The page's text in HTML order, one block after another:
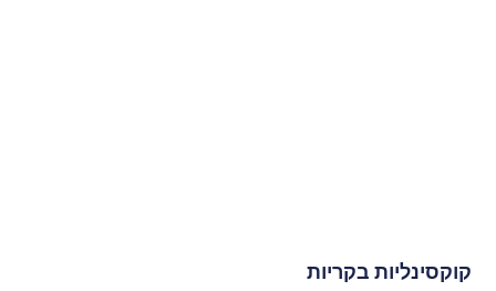
קוקסינליות בקריות